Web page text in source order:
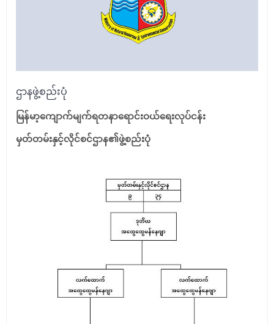
ဌာနဖွဲ့စည်းပုံ
မြန်မာ့ကျောက်မျက်ရတနာရောင်းဝယ်ရေးလုပ်ငန်း
မှတ်တမ်းနှင့်လိုင်စင်ဌာန၏ဖွဲ့စည်းပုံ